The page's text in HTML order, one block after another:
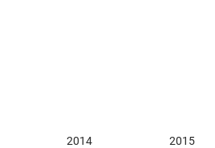
2014 2015